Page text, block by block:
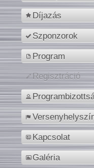
Díjazás
Szponzorok
Program
Regisztráció
Kapcsolat
Galéria